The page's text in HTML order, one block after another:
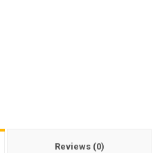
Reviews (0)